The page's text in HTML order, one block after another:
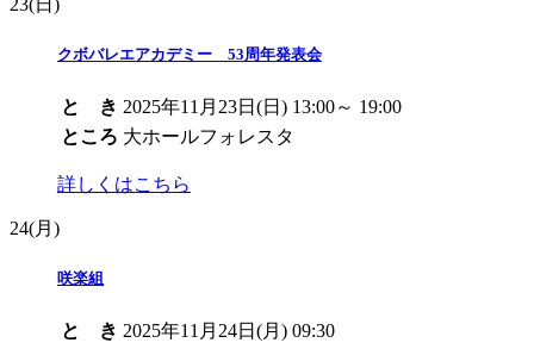
クボバレエアカデミー 53周年発表会
と き 2025年11月23日(日) 13:00～ 19:00
ところ 大ホールフォレスタ
詳しくはこちら
24(月)
咲楽組
と き 2025年11月24日(月) 09:30